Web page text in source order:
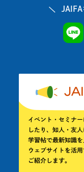
JAIFA